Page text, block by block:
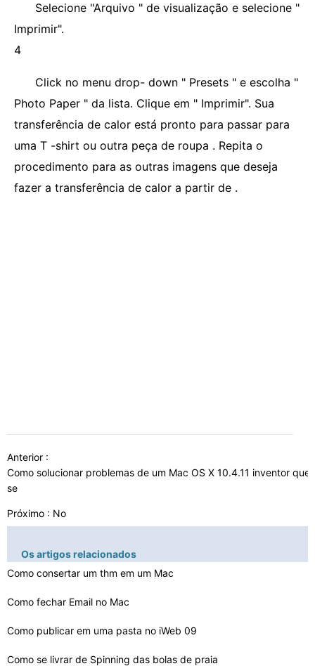
Selecione "Arquivo " de visualização e selecione "
Imprimir".
4
Click no menu drop- down " Presets " e escolha "
Photo Paper " da lista. Clique em " Imprimir". Sua
transferência de calor está pronto para passar para
uma T -shirt ou outra peça de roupa . Repita o
procedimento para as outras imagens que deseja
fazer a transferência de calor a partir de .
Anterior :
Como solucionar problemas de um Mac OS X 10.4.11 inventor
se
Próximo : No
Os artigos relacionados
Como consertar um thm em um Mac
Como fechar Email no Mac
Como publicar em uma pasta no iWeb 09
Como se livrar de Spinning das bolas de praia